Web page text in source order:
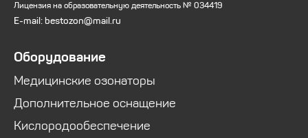
Лицензия на образовательную деятельность № 034419
E-mail: bestozon@mail.ru
Оборудование
Медицинские озонаторы
Дополнительное оснащение
Кислородообеспечение